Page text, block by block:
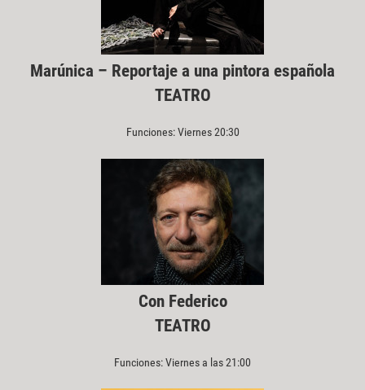
Marúnica – Reportaje a una pintora española
TEATRO
Funciones: Viernes 20:30
Con Federico
TEATRO
Funciones: Viernes a las 21:00